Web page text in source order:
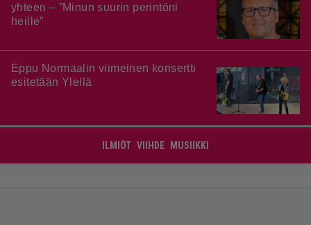
yhteen – ”Minun suurin perintöni
heille”
Eppu Normaalin viimeinen konsertti
esitetään Ylellä
ILMIÖT VIIHDE MUSIIKKI